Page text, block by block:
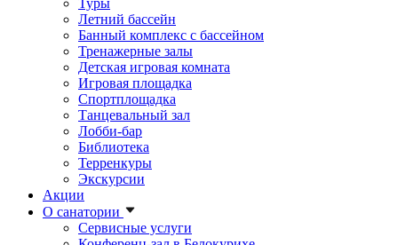
Туры
Летний бассейн
Банный комплекс с бассейном
Тренажерные залы
Детская игровая комната
Игровая площадка
Спортплощадка
Танцевальный зал
Лобби-бар
Библиотека
Терренкуры
Экскурсии
Акции
О санатории
Сервисные услуги